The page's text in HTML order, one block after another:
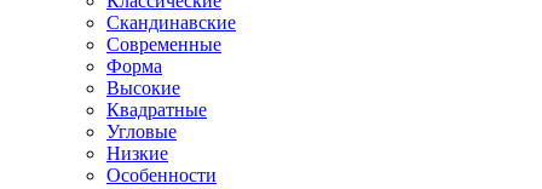
Скандинавские
Современные
Форма
Высокие
Квадратные
Угловые
Низкие
Особенности